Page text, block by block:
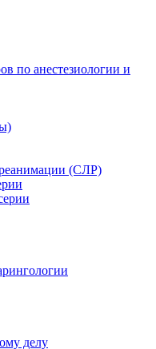
по анестезиологии и
(СЛР)
делу